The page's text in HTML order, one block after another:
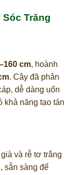
Trăng
cm, hoành
. Cây đã phân
dễ dàng uốn
khả năng tạo tán
và rễ tơ trắng
sẵn sàng để